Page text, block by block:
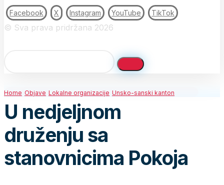
Facebook X Instagram YouTube TikTok
© Sva prava pridržana 2026
Home Objave Lokalne organizacije Unsko-sanski kanton
U nedjeljnom
druženju sa
stanovnicima Pokoja